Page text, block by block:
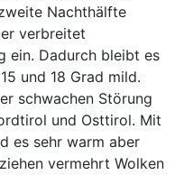
Nachthälfte
verbreitet
ein. Dadurch bleibt es
und 18 Grad mild.
schwachen Störung
und Osttirol. Mit
es sehr warm aber
vermehrt Wolken